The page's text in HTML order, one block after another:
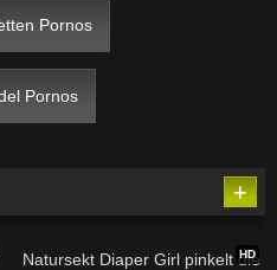
Pornos
Pornos
HD
Natursekt Diaper Girl pinkelt die